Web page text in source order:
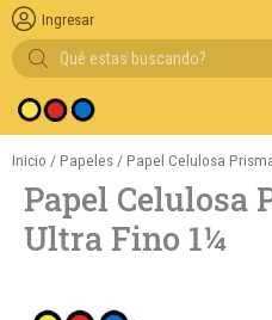
Búsqueda
de
productos
Ingresar
Inicio / Papeles / Papel Celulosa
Papel Celulosa
Ultra Fino 1¼